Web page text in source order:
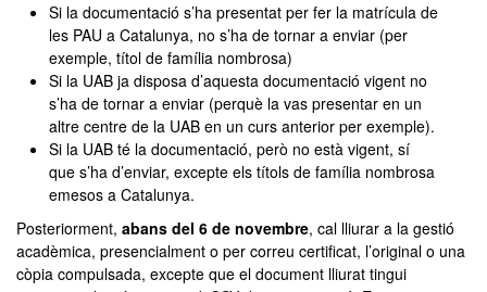
Si la documentació s’ha presentat per fer la matrícula de
les PAU a Catalunya, no s’ha de tornar a enviar (per
exemple, títol de família nombrosa)
Si la UAB ja disposa d’aquesta documentació vigent no
s’ha de tornar a enviar (perquè la vas presentar en un
altre centre de la UAB en un curs anterior per exemple).
Si la UAB té la documentació, però no està vigent, sí
que s’ha d’enviar, excepte els títols de família nombrosa
emesos a Catalunya.
Posteriorment, abans del 6 de novembre, cal lliurar a la gestió
acadèmica, presencialment o per correu certificat, l’original o una
còpia compulsada, excepte que el document lliurat tingui